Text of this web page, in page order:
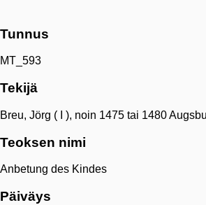
Tunnus
MT_593
Tekijä
Breu, Jörg ( I ), noin 1475 tai 1480
Teoksen nimi
Anbetung des Kindes
Päiväys